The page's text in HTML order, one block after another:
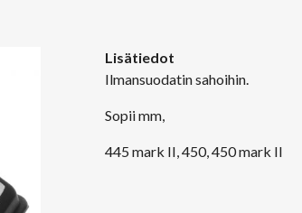
Lisätiedot
Ilmansuodatin sahoihin.
Sopii mm,
445 mark II, 450, 450 mark II